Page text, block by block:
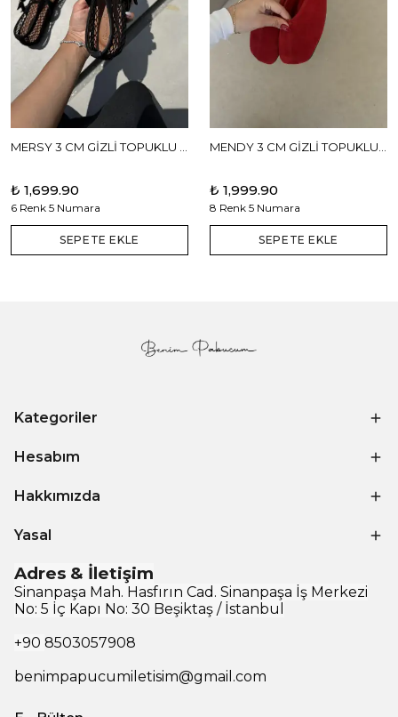
₺ 1,699.90
6 Renk 5 Numara
SEPETE EKLE
₺ 1,999.90
8 Renk 5 Numara
SEPETE EKLE
Kategoriler
Hesabım
Hakkımızda
Yasal
Adres & İletişim
Sinanpaşa Mah. Hasfırın Cad. Sinanpaşa İş Merkezi
No: 5 İç Kapı No: 30 Beşiktaş / İstanbul
+90 8503057908
benimpapucumiletisim@gmail.com